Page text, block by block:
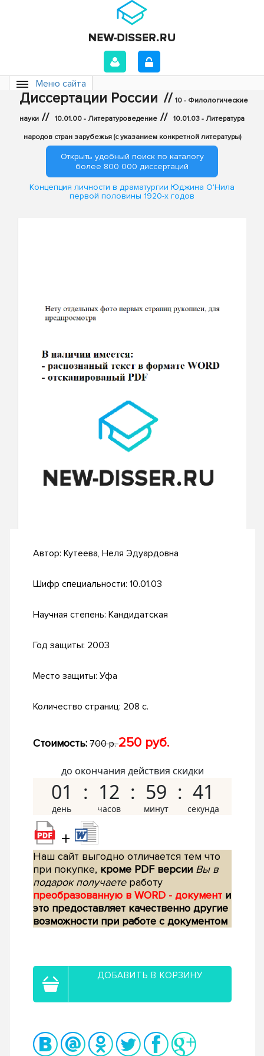
Меню сайта
Диссертации России // 10 - Филологические
науки // 10.01.00 - Литературоведение // 10.01.03 - Литература
народов стран зарубежья (с указанием конкретной литературы)
Открыть удобный поиск по каталогу
более 800 000 диссертаций
Концепция личности в драматургии Юджина О'Нила
первой половины 1920-х годов
Автор: Кутеева, Неля Эдуардовна
Шифр специальности: 10.01.03
Научная степень: Кандидатская
Год защиты: 2003
Место защиты: Уфа
Количество страниц: 208 с.
Стоимость: 700 р.250 руб.
до окончания действия скидки
01 12 59 40
+
Наш сайт выгодно отличается тем что
при покупке, кроме PDF версии Вы в
подарок получаетеработу
преобразованную в WORD - документ и
это предоставляет качественно другие
возможности при работе с документом
ДОБАВИТЬ В КОРЗИНУ